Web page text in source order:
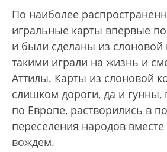
По наиболее
игральные карты впервые
и были сделаны из слоновой
такими играли на жизнь и
Аттилы. Карты из слоновой
слишком дороги, да и
по Европе, растворились в
переселения народов
вождем.